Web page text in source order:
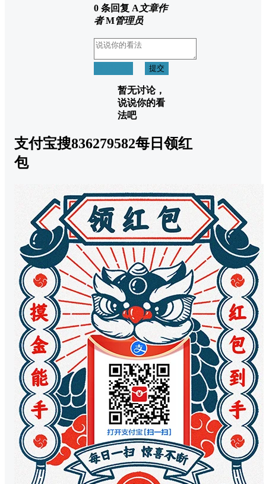
0 条回复 A文章作
者 M管理员
提交
暂无讨论，
说说你的看
法吧
支付宝搜836279582每日领红
包